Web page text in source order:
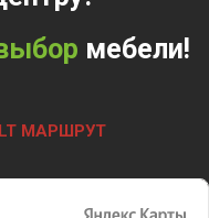
мебели!
МАРШРУТ